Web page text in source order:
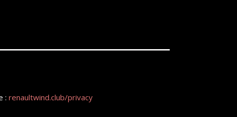
: renaultwind.club/privacy